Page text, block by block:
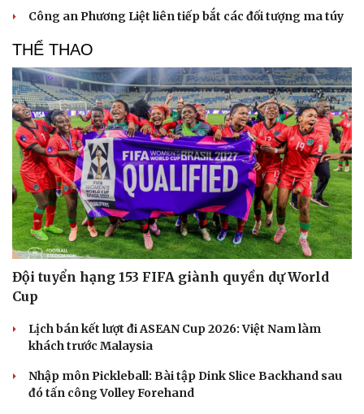
Du lịch
Săn Tour
Podcast
Kể chuyện cho bé
Hạt giống tâm hồn
Công an Phương Liệt liên tiếp bắt các đối tượng ma túy
THỂ THAO
Đội tuyển hạng 153 FIFA giành quyền dự World
Cup
Lịch bán kết lượt đi ASEAN Cup 2026: Việt Nam làm
khách trước Malaysia
Nhập môn Pickleball: Bài tập Dink Slice Backhand sau
đó tấn công Volley Forehand